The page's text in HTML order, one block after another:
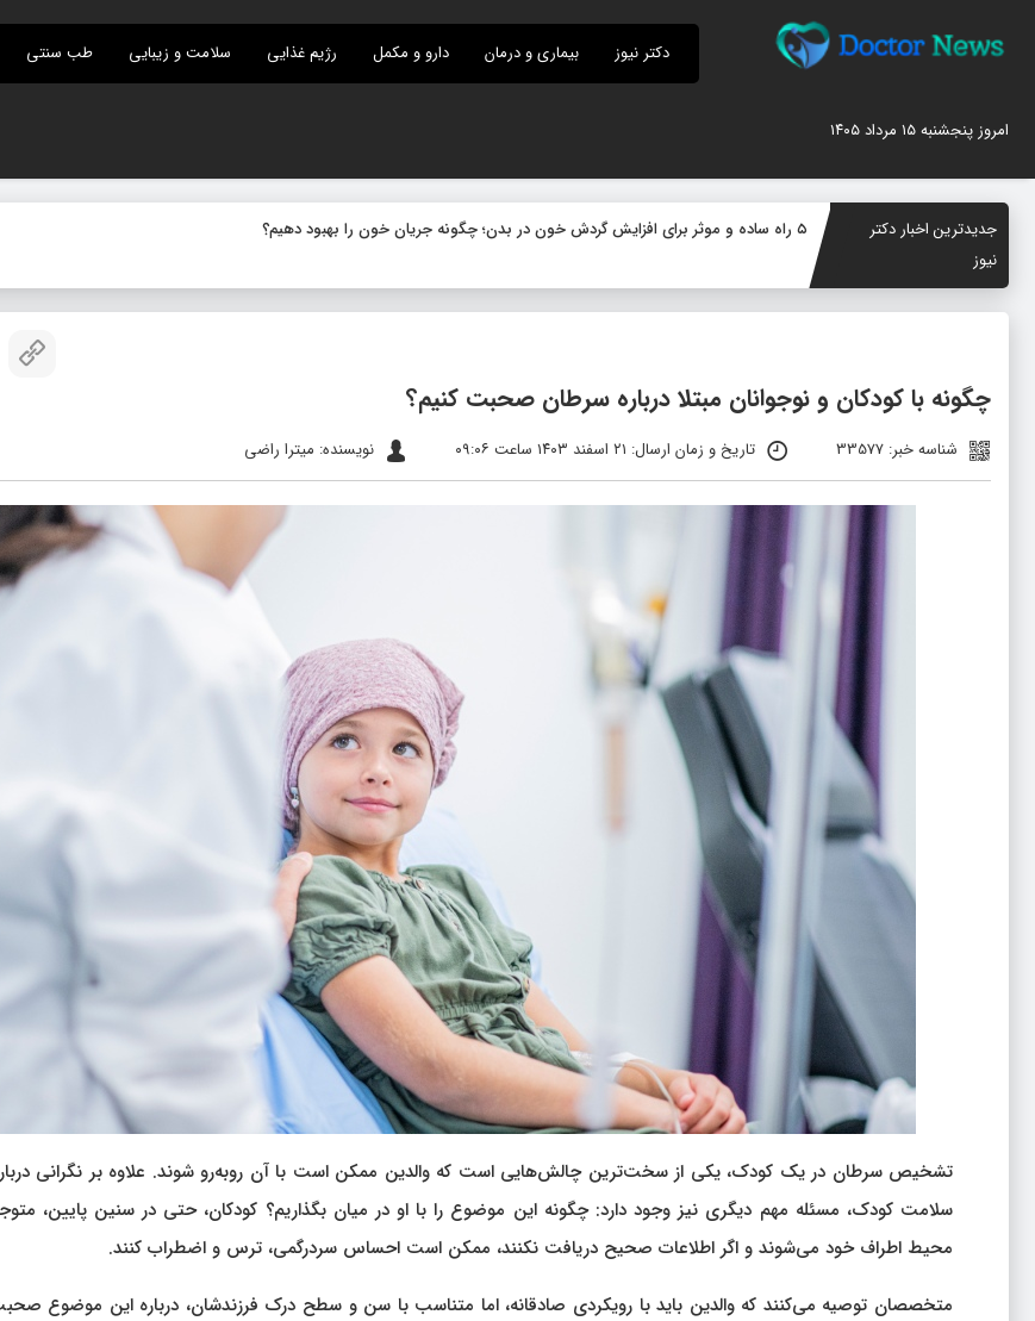
دکتر نیوز بیماری و درمان دارو و مکمل رژیم غذایی سلامت و زیبایی طب سنتی
امروز پنجشنبه ۱۵ مرداد ۱۴۰۵
جدیدترین اخبار دکتر
نیوز
۵ راه ساده و موثر برای افزایش گردش خون در بدن؛ چگونه جریان خون را بهبود دهیم؟
چگونه با کودکان و نوجوانان مبتلا درباره سرطان صحبت کنیم؟
شناسه خبر: 33577 تاریخ و زمان ارسال: ۲۱ اسفند ۱۴۰۳ ساعت ۰۹:۰۶ نویسنده: میترا راضی
تشخیص سرطان در یک کودک، یکی از سخت‌ترین چالش‌هایی است که والدین ممکن است با آن روبه‌رو شوند. علاوه بر نگرانی
سلامت کودک، مسئله مهم دیگری نیز وجود دارد: چگونه این موضوع را با او در میان بگذاریم؟ کودکان، حتی در سنین پایین،
محیط اطراف خود می‌شوند و اگر اطلاعات صحیح دریافت نکنند، ممکن است احساس سردرگمی، ترس و اضطراب کنند.
متخصصان توصیه می‌کنند که والدین باید با رویکردی صادقانه، اما متناسب با سن و سطح درک فرزندشان، درباره این موضوع